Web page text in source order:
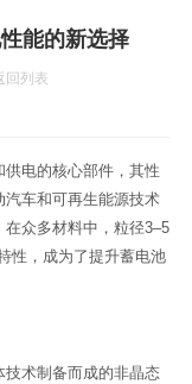
能的新选择
回列表
电的核心部件，其性
车和可再生能源技术
众多材料中，粒径3–5
性，成为了提升蓄电池
技术制备而成的非晶态